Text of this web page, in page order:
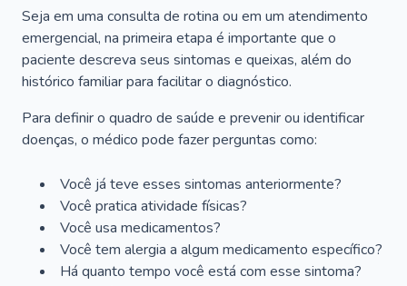
Seja em uma consulta de rotina ou em um atendimento
emergencial, na primeira etapa é importante que o
paciente descreva seus sintomas e queixas, além do
histórico familiar para facilitar o diagnóstico.
Para definir o quadro de saúde e prevenir ou identificar
doenças, o médico pode fazer perguntas como:
Você já teve esses sintomas anteriormente?
Você pratica atividade físicas?
Você usa medicamentos?
Você tem alergia a algum medicamento específico?
Há quanto tempo você está com esse sintoma?